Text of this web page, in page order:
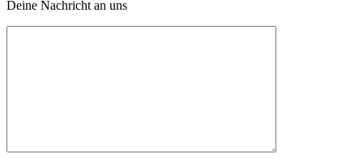
Deine Nachricht an uns